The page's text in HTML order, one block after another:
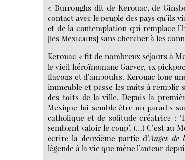
« Burroughs dit de Kerouac, de
contact avec le peuple des pays qu’ils
et de la contemplation qui remplace
[les Mexicains] sans chercher à les
Kerouac « fit de nombreux séjours à
le vieil héroïnomane Garver, ex
flacons et d’ampoules. Kerouac loue
immeuble et passe les nuits à remplir
des toits de la ville. Depuis la
Mexique lui semble être un paradis
catholique et de solitude créatrice :
semblent valoir le coup’. (…) C’est au
écrire la deuxième partie d’Anges de
légende à la vie que mène l’auteur